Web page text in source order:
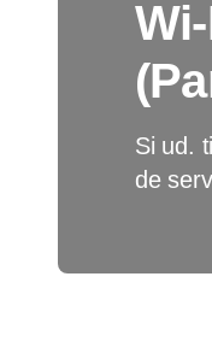
Si ud.
de